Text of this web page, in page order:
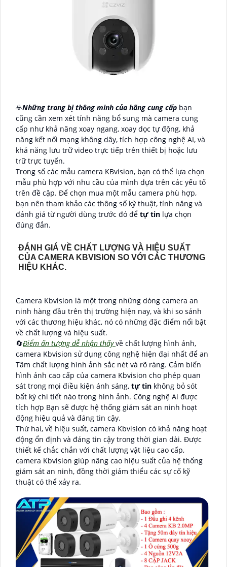
☣️Những trang bị thông minh của hãng cung cấp bạn
cũng cần xem xét tính năng bổ sung mà camera cung
cấp như khả năng xoay ngang, xoay dọc tự động, khả
năng kết nối mạng không dây, tích hợp công nghệ AI, và
khả năng lưu trữ video trực tiếp trên thiết bị hoặc lưu
trữ trực tuyến.
Trong số các mẫu camera KBvision, bạn có thể lựa chọn
mẫu phù hợp với nhu cầu của mình dựa trên các yếu tố
trên đề cập. Để chọn mua một mẫu camera phù hợp,
bạn nên tham khảo các thông số kỹ thuật, tính năng và
đánh giá từ người dùng trước đó để tự tin lựa chọn
đúng đắn.
ĐÁNH GIÁ VỀ CHẤT LƯỢNG VÀ HIỆU SUẤT
CỦA CAMERA KBVISION SO VỚI CÁC THƯƠNG
HIỆU KHÁC.
Camera Kbvision là một trong những dòng camera an
ninh hàng đầu trên thị trường hiện nay, và khi so sánh
với các thương hiệu khác, nó có những đặc điểm nổi bật
về chất lượng và hiệu suất.
🔄Điểm ấn tượng dễ nhận thấyvề chất lượng hình ảnh,
camera Kbvision sử dụng công nghệ hiện đại nhất để an
Tâm chất lượng hình ảnh sắc nét và rõ ràng. Cảm biến
hình ảnh cao cấp của camera Kbvision cho phép quan
sát trong mọi điều kiện ánh sáng, tự tin không bỏ sót
bất kỳ chi tiết nào trong hình ảnh. Công nghệ Ai được
tích hợp Bạn sẽ được hệ thống giám sát an ninh hoạt
động hiệu quả và đáng tin cậy.
Thứ hai, về hiệu suất, camera Kbvision có khả năng hoạt
động ổn định và đáng tin cậy trong thời gian dài. Được
thiết kế chắc chắn với chất lượng vật liệu cao cấp,
camera Kbvision giúp nâng cao hiệu suất của hệ thống
giám sát an ninh, đồng thời giảm thiểu các sự cố kỹ
thuật có thể xảy ra.